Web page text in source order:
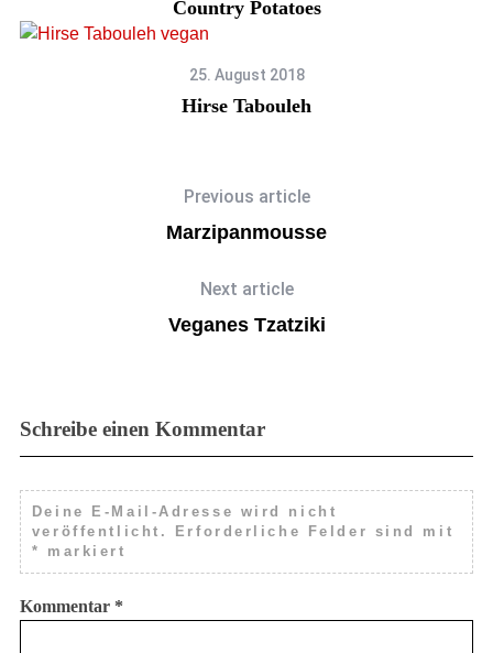
Country Potatoes
25. August 2018
Hirse Tabouleh
Previous article
Marzipanmousse
Next article
Veganes Tzatziki
Schreibe einen Kommentar
Deine E-Mail-Adresse wird nicht
veröffentlicht.
Erforderliche Felder sind mit
*
markiert
Kommentar *